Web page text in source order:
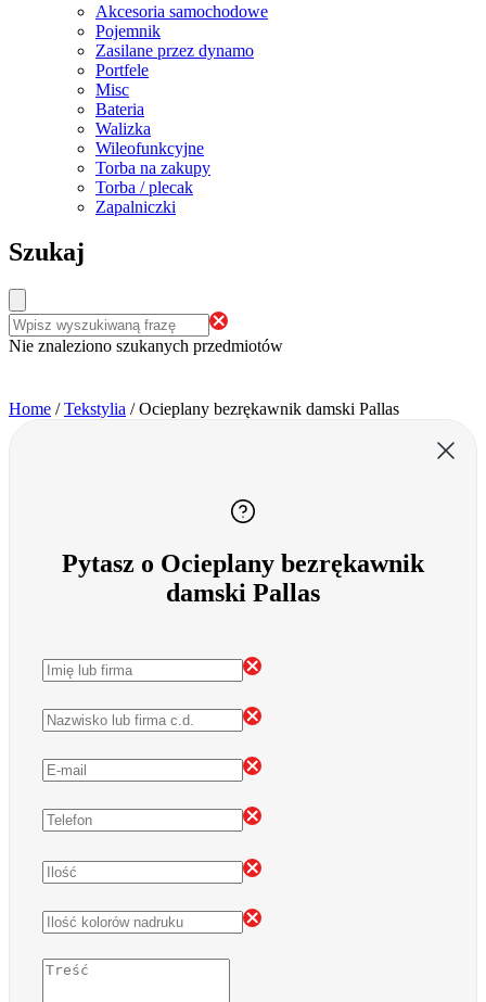
Akcesoria samochodowe
Pojemnik
Zasilane przez dynamo
Portfele
Misc
Bateria
Walizka
Wileofunkcyjne
Torba na zakupy
Torba / plecak
Zapalniczki
Szukaj
Nie znaleziono szukanych przedmiotów
Home /Tekstylia /Ocieplany bezrękawnik damski Pallas
Pytasz o Ocieplany bezrękawnik
damski Pallas